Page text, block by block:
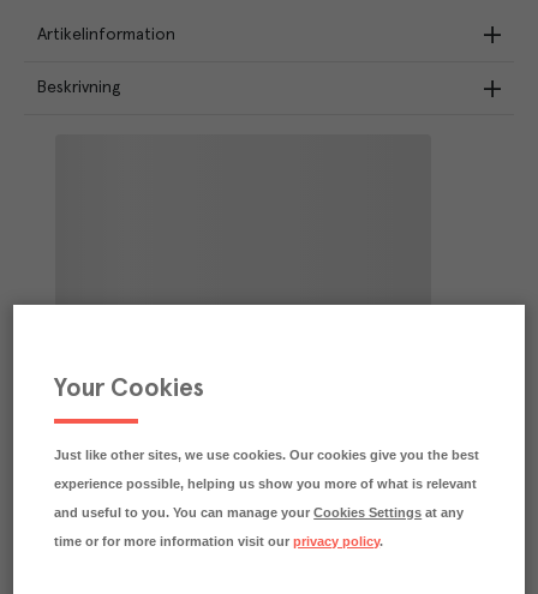
Artikelinformation
Beskrivning
Your Cookies
Just like other sites, we use cookies. Our cookies give you the best
experience possible, helping us show you more of what is relevant
and useful to you. You can manage yourCookies Settings at any
time or for more information visit ourprivacy policy.